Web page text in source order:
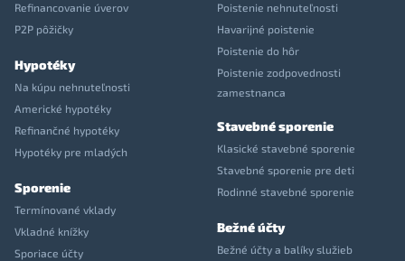
Refinancovanie úverov
P2P pôžičky
Hypotéky
Na kúpu nehnuteľnosti
Americké hypotéky
Refinančné hypotéky
Hypotéky pre mladých
Sporenie
Termínované vklady
Vkladné knížky
Sporiace účty
Poistenie nehnuteľnosti
Havarijné poistenie
Poistenie do hôr
Poistenie zodpovednosti
zamestnanca
Stavebné sporenie
Klasické stavebné sporenie
Stavebné sporenie pre deti
Rodinné stavebné sporenie
Bežné účty
Bežné účty a balíky služieb